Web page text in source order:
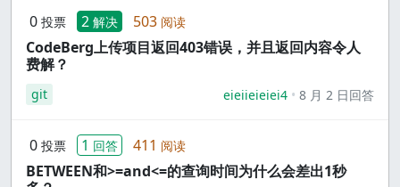
0 投票 2 解决 503 阅读
CodeBerg上传项目返回403错误，并且返回内容令人
费解？
git eieiieieiei4 8 月 2 日回答
0 投票 1 回答 411 阅读
BETWEEN和>=and<=的查询时间为什么会差出1秒